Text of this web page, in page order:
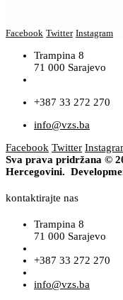
Facebook Twitter Instagram
Trampina 8
71 000 Sarajevo
+387 33 272 270
info@vzs.ba
Facebook Twitter
Sva prava pridržana ©
Hercegovini.
kontaktirajte nas
Trampina 8
71 000 Sarajevo
+387 33 272 270
info@vzs.ba